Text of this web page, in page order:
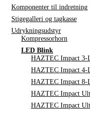
Komponenter til indretning
Stigegalleri og tagkasse
Udrykningsudstyr
Kompressorhorn
LED Blink
HAZTEC Impact 3-
HAZTEC Impact 4-
HAZTEC Impact 8-
HAZTEC Impact
HAZTEC Impact